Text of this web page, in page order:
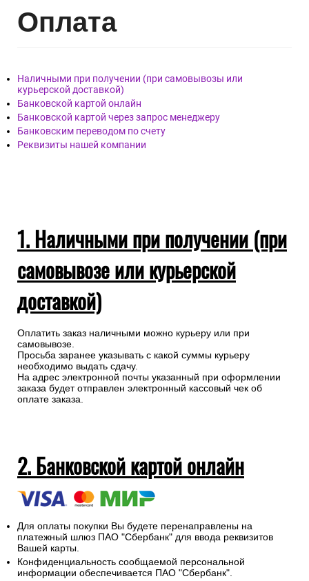
Оплата
Наличными при получении (при самовывозы или
курьерской доставкой)
Банковской картой онлайн
Банковской картой через запрос менеджеру
Банковским переводом по счету
Реквизиты нашей компании
1. Наличными при получении (при
самовывозе или курьерской
доставкой)
Оплатить заказ наличными можно курьеру или при
самовывозе.
Просьба заранее указывать с какой суммы курьеру
необходимо выдать сдачу.
На адрес электронной почты указанный при оформлении
заказа будет отправлен электронный кассовый чек об
оплате заказа.
2. Банковской картой онлайн
Для оплаты покупки Вы будете перенаправлены на
платежный шлюз ПАО "Сбербанк" для ввода реквизитов
Вашей карты.
Конфиденциальность сообщаемой персональной
информации обеспечивается ПАО "Сбербанк".